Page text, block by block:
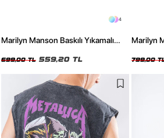
4
Marilyn Manson Baskılı Yıkamalı
699,00 TL 559,20 TL
Marilyn
799,00